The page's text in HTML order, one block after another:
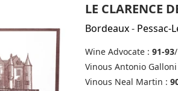
LE CLARENCE
Bordeaux- Pessac-
Wine Advocate : 91-93/
Vinous Antonio
Vinous Neal Martin :